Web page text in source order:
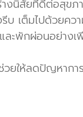
างนิสัยที่ดีต่อ
เต็มไปด้วยคว
ละพักผ่อนอย่าง
วยให้ลดปัญห